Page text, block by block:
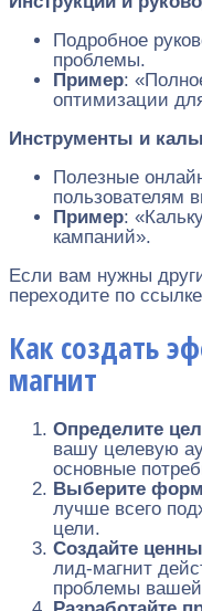
Подробное
проблемы.
Пример:
оптимизации
Инструменты и
Полезные
пользователям
Пример:
кампаний».
Если вам нужны
переходите по
Как создать
магнит
Определите
вашу целевую
основные
Выберите
лучше всего
цели.
Создайте
лид-магнит
проблемы